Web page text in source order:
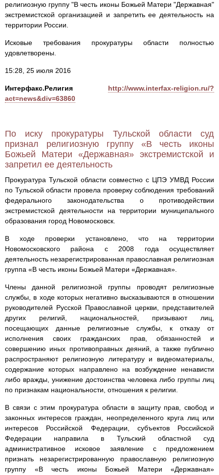
религиозную группу "В честь иконы Божьей Матери "Державная"
экстремистской организацией и запретить ее деятельность на
территории России.
Исковые требования прокуратуры области полностью
удовлетворены.
15:28, 25 июля 2016
Интерфакс.Религия
http://www.interfax-religion.ru/?
act=news&div=63860
По иску прокуратуры Тульской области суд
признал религиозную группу «В честь иконы
Божьей Матери «Державная» экстремистской и
запретил ее деятельность
Прокуратура Тульской области совместно с ЦПЭ УМВД России
по Тульской области провела проверку соблюдения требований
федерального законодательства о противодействии
экстремистской деятельности на территории муниципального
образования город Новомосковск.
В ходе проверки установлено, что на территории
Новомосковского района с 2008 года осуществляет
деятельность незарегистрированная православная религиозная
группа «В честь иконы Божьей Матери «Державная».
Члены данной религиозной группы проводят религиозные
службы, в ходе которых негативно высказываются в отношении
руководителей Русской Православной церкви, представителей
других религий, национальностей, призывают лиц,
посещающих данные религиозные службы, к отказу от
исполнения своих гражданских прав, обязанностей и
совершению иных противоправных деяний, а также публично
распространяют религиозную литературу и видеоматериалы,
содержание которых направлено на возбуждение ненависти
либо вражды, унижение достоинства человека либо группы лиц
по признакам национальности, отношения к религии.
В связи с этим прокуратура области в защиту прав, свобод и
законных интересов граждан, неопределенного круга лиц или
интересов Российской Федерации, субъектов Российской
Федерации направила в Тульский областной суд
административное исковое заявление с предложением
признать незарегистрированную православную религиозную
группу «В честь иконы Божьей Матери «Державная»